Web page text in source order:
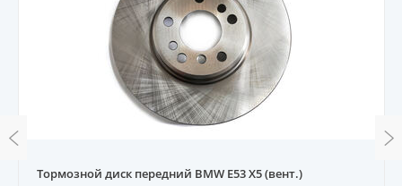
Тормозной диск передний BMW E53 X5 (вент.)